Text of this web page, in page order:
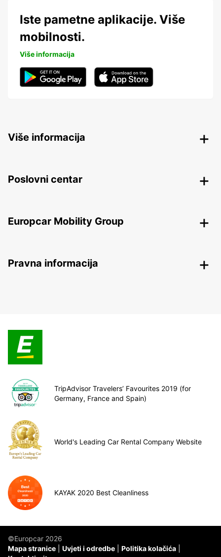
Iste pametne aplikacije. Više
mobilnosti.
Više informacija
Više informacija
Poslovni centar
Europcar Mobility Group
Pravna informacija
TripAdvisor Travelers’ Favourites 2019 (for
Germany, France and Spain)
World's Leading Car Rental Company Website
KAYAK 2020 Best Cleanliness
©Europcar 2026
Mapa stranice
Uvjeti i odredbe
Politika kolačića